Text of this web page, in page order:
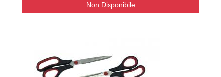
Non Disponibile